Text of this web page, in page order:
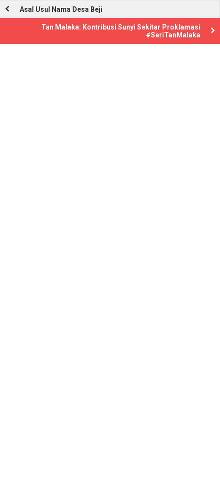
Asal Usul Nama Desa Beji
Tan Malaka: Kontribusi Sunyi Sekitar Proklamasi
#SeriTanMalaka